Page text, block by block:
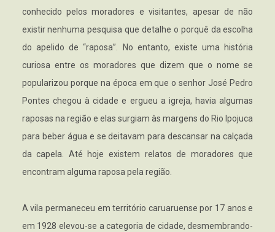
conhecido pelos moradores e visitantes, apesar de não
existir nenhuma pesquisa que detalhe o porquê da escolha
do apelido de “raposa”. No entanto, existe uma história
curiosa entre os moradores que dizem que o nome se
popularizou porque na época em que o senhor José Pedro
Pontes chegou à cidade e ergueu a igreja, havia algumas
raposas na região e elas surgiam às margens do Rio Ipojuca
para beber água e se deitavam para descansar na calçada
da capela. Até hoje existem relatos de moradores que
encontram alguma raposa pela região.
A vila permaneceu em território caruaruense por 17 anos e
em 1928 elevou-se a categoria de cidade, desmembrando-